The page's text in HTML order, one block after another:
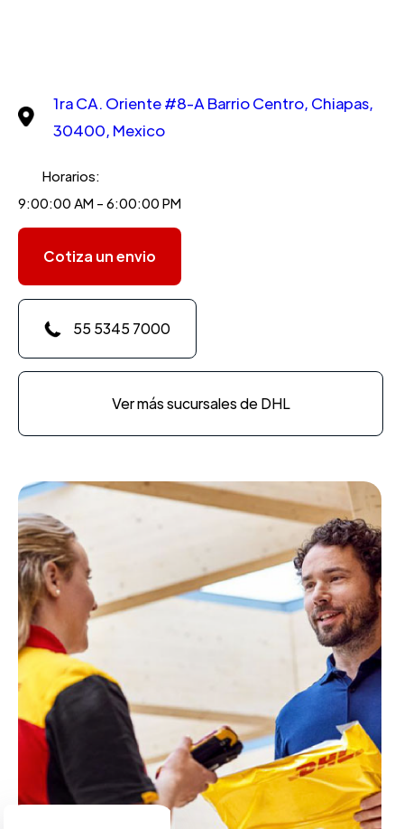
1ra CA. Oriente #8-A Barrio Centro, Chiapas,
30400, Mexico
Horarios:
9:00:00 AM - 6:00:00 PM
Cotiza un envio
55 5345 7000
Ver más sucursales de DHL